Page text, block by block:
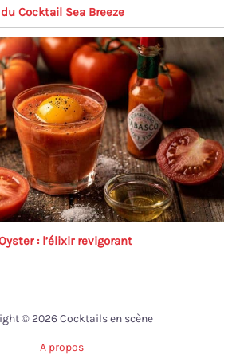
Cocktail Sea Breeze
: l’élixir revigorant
© 2026 Cocktails en scène
A propos